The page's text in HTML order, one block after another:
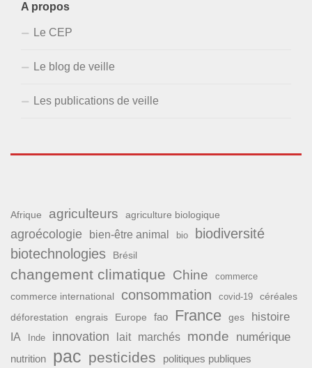
A propos
Le CEP
Le blog de veille
Les publications de veille
Afrique agriculteurs agriculture biologique
agroécologie bien-être animal bio
biodiversité
biotechnologies
Brésil
changement climatique Chine commerce
commerce international consommation covid-19 céréales
déforestation engrais Europe fao France ges histoire
IA Inde innovation lait marchés monde numérique
nutrition pac pesticides politiques publiques